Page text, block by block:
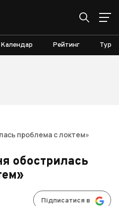
Рейтинг
проблема с локтем»
обострилась
Підписатися в